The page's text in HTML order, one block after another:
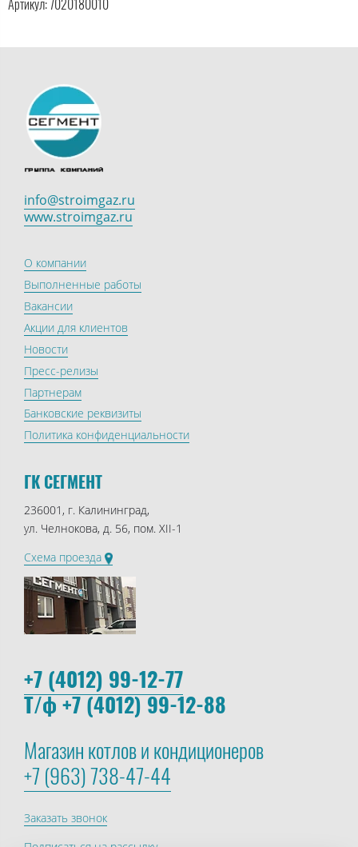
info@stroimgaz.ru
www.stroimgaz.ru
О компании
Выполненные работы
Вакансии
Акции для клиентов
Новости
Пресс-релизы
Партнерам
Банковские реквизиты
Политика конфиденциальности
ГК СЕГМЕНТ
236001, г. Калининград,
ул. Челнокова, д. 56, пом. XII-1
Схема проезда
+7 (4012) 99-12-77
Т/ф +7 (4012) 99-12-88
Магазин котлов и кондиционеров
+7 (963) 738-47-44
Заказать звонок